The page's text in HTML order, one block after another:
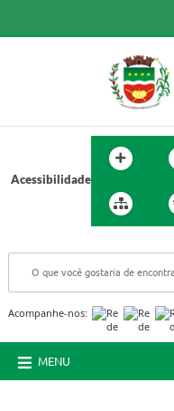
Acessibilidade
Acompanhe-nos:
MENU